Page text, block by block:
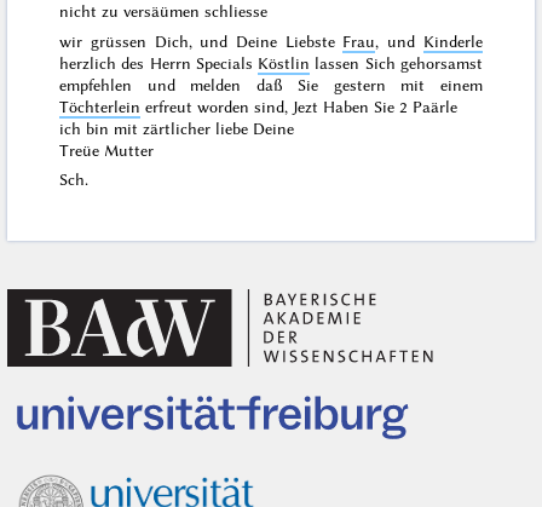
nicht zu versäümen schliesse
wir grüssen Dich, und Deine Liebste Frau, und Kinderle
herzlich des Herrn Specials Köstlin lassen Sich gehorsamst
empfehlen und melden daß Sie gestern mit einem
Töchterlein erfreut worden sind, Jezt Haben Sie 2 Paärle
ich bin mit zärtlicher liebe Deine
Treüe Mutter
Sch.